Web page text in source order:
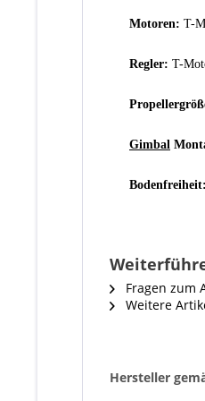
Motoren: T-
Regler: T-
Gimbal
Bodenfreiheit:
Fragen zum
Weitere
Hersteller